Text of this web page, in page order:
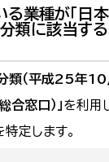
業種が「日
分類に該当す
分類（平成25年
合窓口）」を利用
定します。